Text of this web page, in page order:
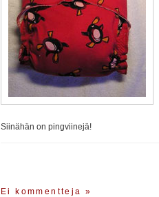
Siinähän on pingviinejä!
Ei kommentteja»